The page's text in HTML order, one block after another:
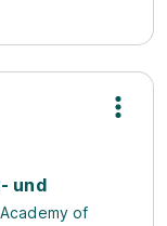
und
Academy of